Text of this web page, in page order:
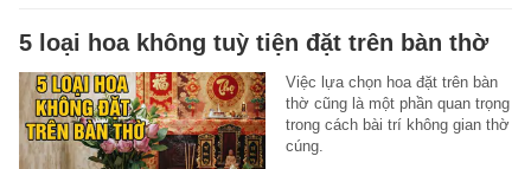
5 loại hoa không tuỳ tiện đặt trên bàn thờ
Việc lựa chọn hoa đặt trên bàn
thờ cũng là một phần quan trọng
trong cách bài trí không gian thờ
cúng.